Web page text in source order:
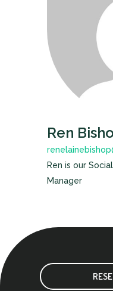
Ren
Ren is our
Manager